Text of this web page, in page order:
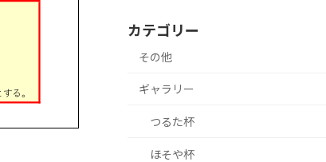
カテゴリー
その他
ギャラリー
つるた杯
ほそや杯